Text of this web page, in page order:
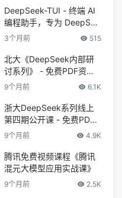
DeepSeek-TUI - 终端 AI
编程助手，专为 DeepSee
k V4 系列模型设计
3个月前 515
北大《DeepSeek内部研
讨系列》 - 免费PDF资料
下载
9个月前 6.1K
浙大DeepSeek系列线上
第四期公开课 - 免费PDF
资料下载
9个月前 4.9K
腾讯免费视频课程《腾讯
混元大模型应用实战课》
9个月前 2.5K